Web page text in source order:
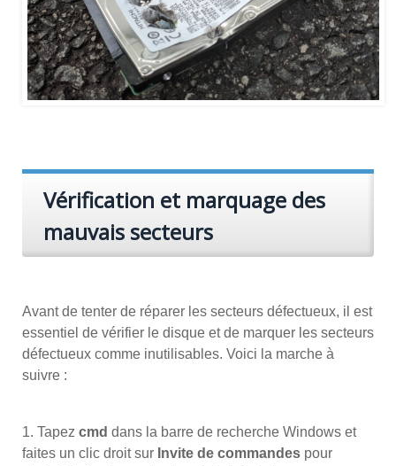
Vérification et marquage des
mauvais secteurs
Avant de tenter de réparer les secteurs défectueux, il est
essentiel de vérifier le disque et de marquer les secteurs
défectueux comme inutilisables. Voici la marche à
suivre :
1. Tapez cmd dans la barre de recherche Windows et
faites un clic droit sur Invite de commandes pour